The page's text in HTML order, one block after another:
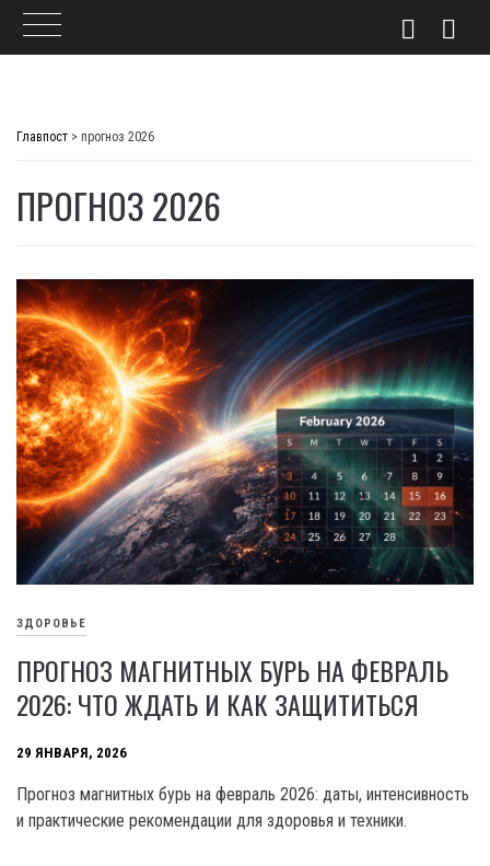
Главпост > прогноз 2026
ПРОГНОЗ 2026
ЗДОРОВЬЕ
ПРОГНОЗ МАГНИТНЫХ БУРЬ НА ФЕВРАЛЬ
2026: ЧТО ЖДАТЬ И КАК ЗАЩИТИТЬСЯ
29 ЯНВАРЯ, 2026
Прогноз магнитных бурь на февраль 2026: даты, интенсивность
и практические рекомендации для здоровья и техники.